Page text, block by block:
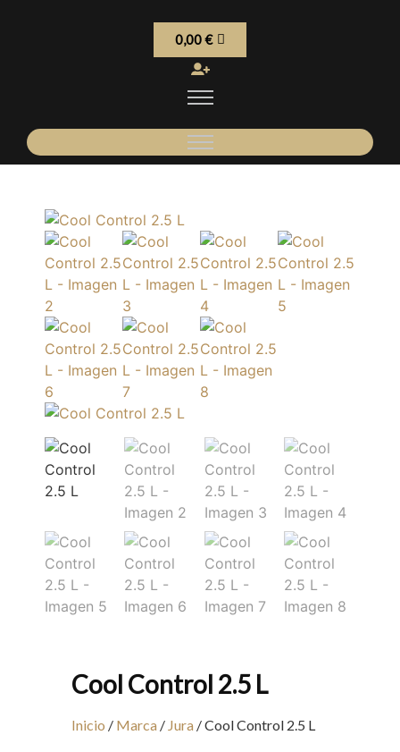
0,00€
Cool Control 2.5 L
Inicio / Marca / Jura / Cool Control 2.5 L